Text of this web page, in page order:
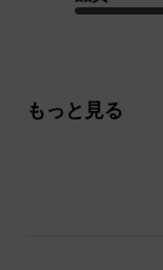
もっと見る